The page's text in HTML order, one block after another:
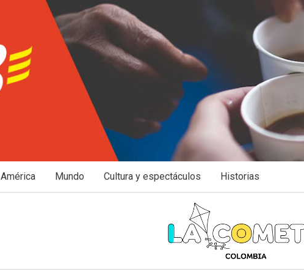
América Mundo Cultura y espectáculos Historias